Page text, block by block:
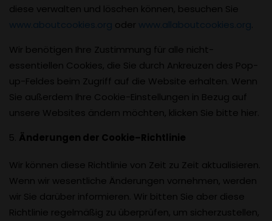
diese verwalten und löschen können, besuchen Sie
www.aboutcookies.org oder www.allaboutcookies.org
Wir benötigen Ihre Zustimmung für alle nicht-
essentiellen Cookies, die Sie durch Ankreuzen des Pop-
up-Feldes beim Zugriff auf die Website erhalten. Wenn
Sie außerdem Ihre Cookie-Einstellungen in Bezug auf
unsere Websites ändern möchten, klicken Sie bitte hier.
Änderungen der Cookie–Richtlinie
Wir können diese Richtlinie von Zeit zu Zeit aktualisieren.
Wenn wir wesentliche Änderungen vornehmen, werden
wir Sie darüber informieren. Wir bitten Sie aber diese
Richtlinie regelmäßig zu überprüfen, um sicherzustellen,